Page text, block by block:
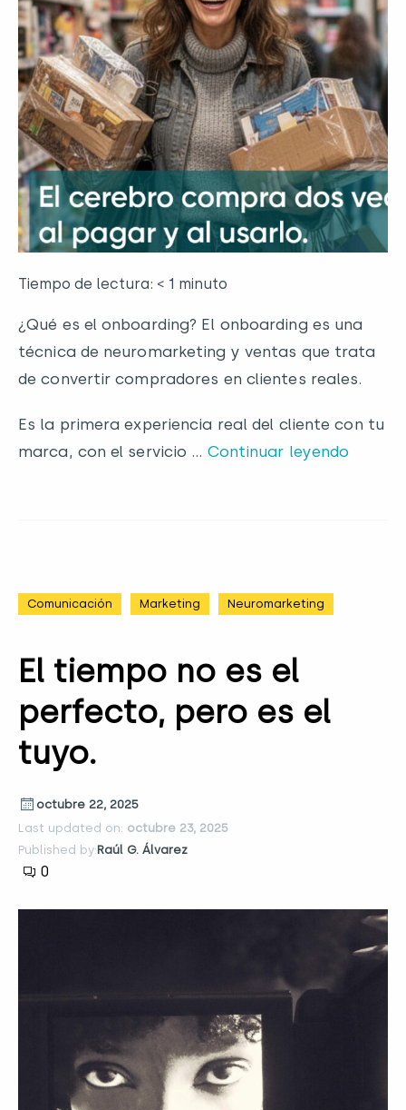
Tiempo de lectura: < 1 minuto
¿Qué es el onboarding? El onboarding es una
técnica de neuromarketing y ventas que trata
de convertir compradores en clientes reales.
Es la primera experiencia real del cliente con tu
marca, con el servicio … Continuar leyendo
Comunicación Marketing Neuromarketing
El tiempo no es el
perfecto, pero es el
tuyo.
octubre 22, 2025
Last updated on: octubre 23, 2025
Published by:Raúl G. Álvarez
0